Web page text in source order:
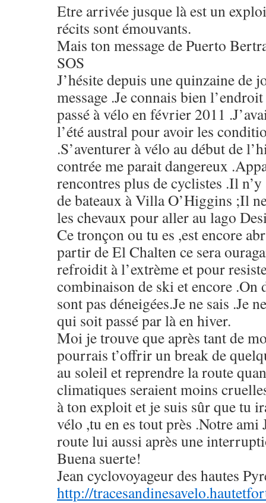
Etre arrivée jusque là est un
récits sont émouvants.
Mais ton message de Puerto
SOS
J’hésite depuis une quinzaine de
message .Je connais bien
passé à vélo en février 2011
l’été austral pour avoir les
.S’aventurer à vélo au début de
contrée me parait dangereux
rencontres plus de cyclistes .Il
de bateaux à Villa O’Higgins ;Il
les chevaux pour aller au lago
Ce tronçon ou tu es ,est encore
partir de El Chalten ce sera
refroidit à l’extrème et pour
combinaison de ski et encore .On
sont pas déneigées.Je ne sais .Je
qui soit passé par là en hiver.
Moi je trouve que après tant de
pourrais t’offrir un break de
au soleil et reprendre la route
climatiques seraient moins
à ton exploit et je suis sûr que tu
vélo ,tu en es tout près .Notre ami
route lui aussi après une
Buena suerte!
Jean cyclovoyageur des hautes
http://